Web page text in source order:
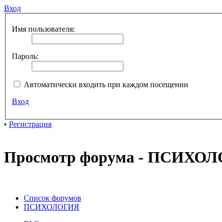
Вход
Имя пользователя:
Пароль:
Автоматически входить при каждом посещении
Вход
• Регистрация
Просмотр форума -
Список форумов
ПСИХОЛОГИЯ